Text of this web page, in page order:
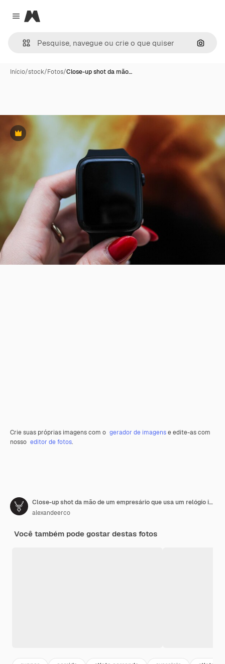
Close menu
Magnific
Início/stock/Fotos/Close-up shot da mão…
Premium
Crie suas próprias imagens com o gerador de imagense edite-as com
nosso editor de fotos.
Close-up shot da mão de um empresário que usa um relógio inteligente para ver as mensagens recebidas e chamadas para
alexandeerco
Você também pode gostar destas fotos